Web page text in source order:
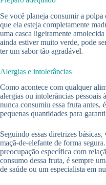
Se você planeja consumir a
que ela esteja completamente
uma casca ligeiramente
ainda estiver muito verde, pode
ter um sabor tão agradável.
Alergias e intolerâncias
Como acontece com qualquer
alergias ou intolerâncias pessoais
nunca consumiu essa fruta antes,
pequenas quantidades para
Seguindo essas diretrizes
maçã-de-elefante de forma
preocupação específica com
consumo dessa fruta, é sempre
de saúde ou um especialista em